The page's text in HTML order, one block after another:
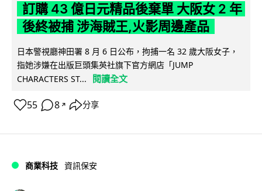
訂購 43 億日元精品後棄單 大阪女 2 年
後終被捕 涉海賊王,火影周邊產品
日本警視廳神田署 8 月 6 日公布，拘捕一名 32 歲大阪女子，
指她涉嫌在出版巨頭集英社旗下官方網店「JUMP
CHARACTERS ST...
閱讀全文
55 8 ↗ 分享
商業科技 資訊保安